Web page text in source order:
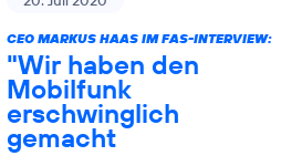
CEO MARKUS HAAS IM FAS-INTERVIEW:
"Wir haben den
Mobilfunk
erschwinglich
gemacht